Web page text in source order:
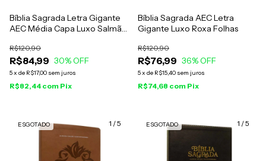
Bíblia Sagrada Letra Gigante
AEC Média Capa Luxo Salmão
R$84,99
R$120,90
30% OFF
5x de R$17,00 sem juros
R$82,44 com Pix
Bíblia Sagrada AEC Letra
Gigante Luxo Roxa Folhas
R$76,99
R$120,90
36% OFF
5x de R$15,40 sem juros
R$74,68 com Pix
1 /5
ESGOTADO 1 /5
ESGOTADO